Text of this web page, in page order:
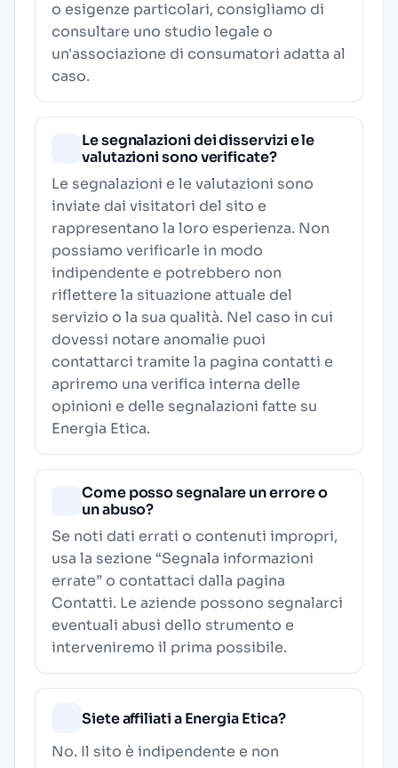
o esigenze particolari, consigliamo di
consultare uno studio legale o
un'associazione di consumatori adatta al
caso.
Le segnalazioni dei disservizi e le
valutazioni sono verificate?
Le segnalazioni e le valutazioni sono
inviate dai visitatori del sito e
rappresentano la loro esperienza. Non
possiamo verificarle in modo
indipendente e potrebbero non
riflettere la situazione attuale del
servizio o la sua qualità. Nel caso in cui
dovessi notare anomalie puoi
contattarci tramite la pagina contatti e
apriremo una verifica interna delle
opinioni e delle segnalazioni fatte su
Energia Etica.
Come posso segnalare un errore o
un abuso?
Se noti dati errati o contenuti impropri,
usa la sezione “Segnala informazioni
errate” o contattaci dalla pagina
Contatti. Le aziende possono segnalarci
eventuali abusi dello strumento e
interveniremo il prima possibile.
Siete affiliati a Energia Etica?
No. Il sito è indipendente e non